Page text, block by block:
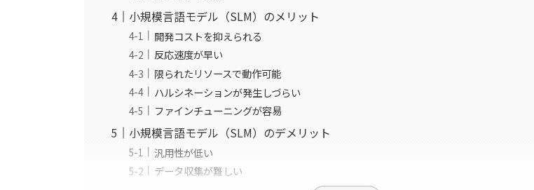
小規模言語モデル（SLM）のメリット
開発コストを抑えられる
反応速度が早い
限られたリソースで動作可能
ハルシネーションが発生しづらい
ファインチューニングが容易
小規模言語モデル（SLM）のデメリット
汎用性が低い
データ収集が難しい